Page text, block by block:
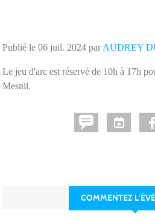
Publié le 06 juil. 2024 parAUDREY
Le jeu d'arc est réservé de 10h à 17h
Mesnil.
COMMENTEZ